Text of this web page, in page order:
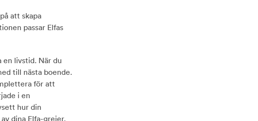
att skapa
passar Elfas
livstid. När du
till nästa boende.
för att
i en
hur din
dina Elfa-grejer.